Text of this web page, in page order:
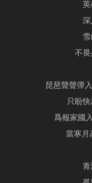
英
深
不
琵琶聲聲彈
只盼
爲報家國
當寒月
青